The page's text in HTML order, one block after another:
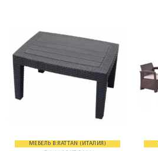
МЕБЕЛЬ B:RATTAN (ИТАЛИЯ)